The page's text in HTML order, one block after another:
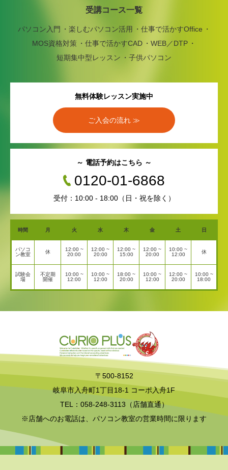
受講コース一覧
パソコン入門 楽しむパソコン活用
仕事で活かすOffice
MOS資格対策
仕事で活かすCAD
WEB／DTP
短期集中型レッスン
子供パソコン
無料体験レッスン実施中
ご入会の流れ ≫
～ 電話予約はこちら ～
0120-01-6868
受付：10:00 - 18:00（日・祝を除く）
時間 月 火 水 木 金 土 日
パソコ
ン教室
休
12:00 ~
20:00
12:00 ~
20:00
12:00 ~
15:00
12:00 ~
20:00
10:00 ~
12:00
休
試験会
場
不定期
開催
10:00 ~
12:00
10:00 ~
12:00
18:00 ~
20:00
10:00 ~
12:00
12:00 ~
20:00
10:00 ~
18:00
〒500-8152
岐阜市入舟町1丁目18-1 コーポ入舟1F
TEL：058-248-3113（店舗直通）
※店舗へのお電話は、パソコン教室の営業時間に限ります